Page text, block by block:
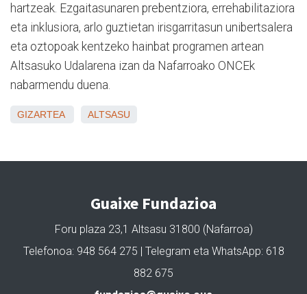
hartzeak. Ezgaitasunaren prebentziora, errehabilitaziora
eta inklusiora, arlo guztietan irisgarritasun unibertsalera
eta oztopoak kentzeko hainbat programen artean
Altsasuko Udalarena izan da Nafarroako ONCEk
nabarmendu duena.
GIZARTEA ALTSASU
Guaixe Fundazioa
Foru plaza 23,1 Altsasu 31800 (Nafarroa)
Telefonoa: 948 564 275 | Telegram eta WhatsApp: 618
882 675